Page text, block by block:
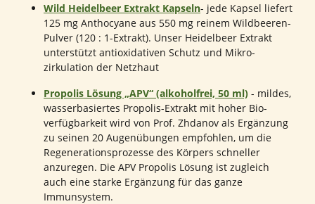
Wild Heidelbeer Extrakt Kapseln- jede Kapsel liefert
125 mg Anthocyane aus 550 mg reinem Wildbeeren-
Pulver (120 : 1-Extrakt). Unser Heidelbeer Extrakt
unterstützt antioxidativen Schutz und Mikro­
zirkulation der Netzhaut
Propolis Lösung „APV“ (alkoholfrei, 50 ml) - mildes,
wasserbasiertes Propolis-Extrakt mit hoher Bio­
verfügbarkeit wird von Prof. Zhdanov als Ergänzung
zu seinen 20 Augenübungen empfohlen, um die
Regenerationsprozesse des Körpers schneller
anzuregen. Die APV Propolis Lösung ist zugleich
auch eine starke Ergänzung für das ganze
Immunsystem.